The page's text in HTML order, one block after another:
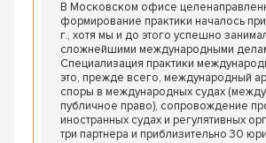
В Московском офисе
формирование практики началось
г., хотя мы и до этого успешно
сложнейшими международными
Специализация практики
это, прежде всего, международный
споры в международных судах
публичное право), сопровождение
иностранных судах и регулятивных
три партнера и приблизительно 30